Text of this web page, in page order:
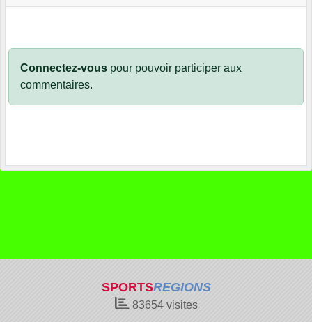
Connectez-vous pour pouvoir participer aux
commentaires.
SPORTSREGIONS
83654visites